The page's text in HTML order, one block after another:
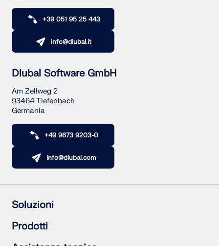
+39 051 95 25 443
info@dlubal.it
Dlubal Software GmbH
Am Zellweg 2
93464 Tiefenbach
Germania
+49 9673 9203-0
info@dlubal.com
Soluzioni
Struttura in calcestruzzo armato
Strutture in acciaio
Strutture in legno
Prodotti